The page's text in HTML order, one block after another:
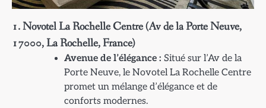
1. Novotel La Rochelle Centre (Av de la Porte Neuve,
17000, La Rochelle, France)
Avenue de l’élégance : Situé sur l’Av de la
Porte Neuve, le Novotel La Rochelle Centre
promet un mélange d’élégance et de
conforts modernes.